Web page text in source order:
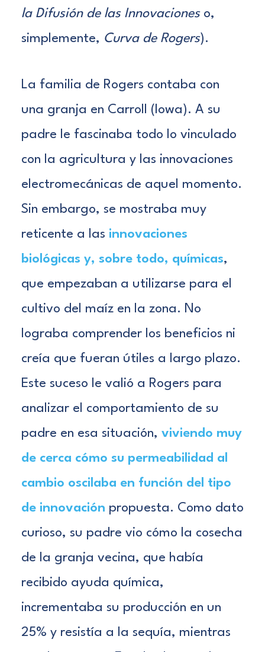
la Difusión de las Innovaciones o,
simplemente, Curva de Rogers).
La familia de Rogers contaba con
una granja en Carroll (Iowa). A su
padre le fascinaba todo lo vinculado
con la agricultura y las innovaciones
electromecánicas de aquel momento.
Sin embargo, se mostraba muy
reticente a las innovaciones
biológicas y, sobre todo, químicas,
que empezaban a utilizarse para el
cultivo del maíz en la zona. No
lograba comprender los beneficios ni
creía que fueran útiles a largo plazo.
Este suceso le valió a Rogers para
analizar el comportamiento de su
padre en esa situación, viviendo muy
de cerca cómo su permeabilidad al
cambio oscilaba en función del tipo
de innovación propuesta. Como dato
curioso, su padre vio cómo la cosecha
de la granja vecina, que había
recibido ayuda química,
incrementaba su producción en un
25% y resistía a la sequía, mientras